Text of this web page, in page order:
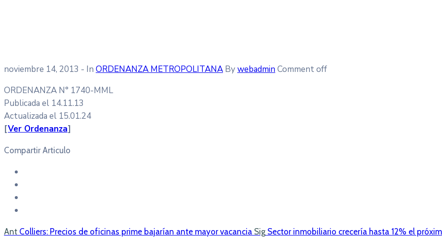
noviembre 14, 2013 - In ORDENANZA METROPOLITANA BywebadminComment off
ORDENANZA N° 1740-MML
Publicada el 14.11.13
Actualizada el 15.01.24
[Ver Ordenanza]
Compartir Articulo
Ant Colliers: Precios de oficinas prime bajarían ante mayor vacancia Sig Sector inmobiliario crecería hasta 12% el